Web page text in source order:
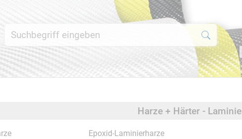
Harze + Härter -
Epoxid-Laminierharze